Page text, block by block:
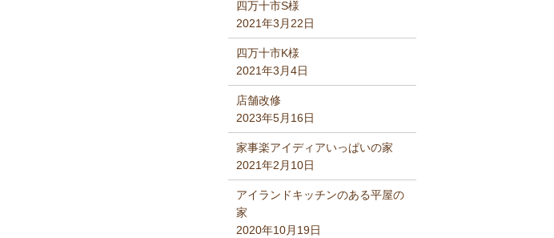
四万十市S様
2021年3月22日
四万十市K様
2021年3月4日
店舗改修
2023年5月16日
家事楽アイディアいっぱいの家
2021年2月10日
アイランドキッチンのある平屋の
家
2020年10月19日